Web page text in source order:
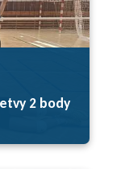
2 body